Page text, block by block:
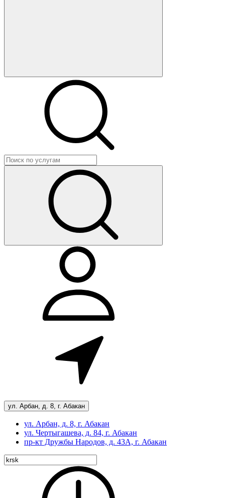
ул. Арбан, д. 8, г. Абакан
ул. Арбан, д. 8, г. Абакан
ул. Чертыгашева, д. 84, г. Абакан
пр-кт Дружбы Народов, д. 43А, г. Абакан